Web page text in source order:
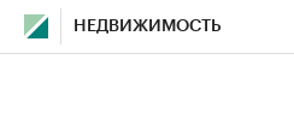
НЕДВИЖИМОСТЬ